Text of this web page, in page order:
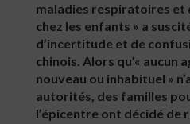
maladies respiratoires et
chez les enfants » a
d’incertitude et de
chinois. Alors qu’« aucun
nouveau ou inhabituel »
autorités, des familles
l’épicentre ont décidé